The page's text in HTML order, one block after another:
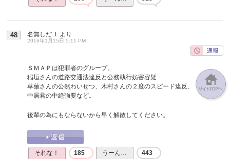
48 名無しだＪ より
2016年1月15日 5:11 PM
ＳＭＡＰは犯罪者のグループ。
稲垣さんの道路交通法違反と公務執行妨害容疑
草薙さんの公然わいせつ、木村さんの２度のスピード違反、
中居君の中絶強要など。
後輩の為にもならないから早く解散してください。
それな！ 185 うーん… 443